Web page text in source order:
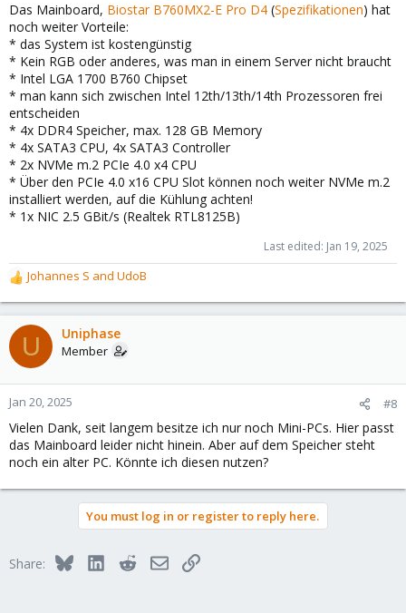
Das Mainboard, Biostar B760MX2-E Pro D4 (Spezifikationen) hat
noch weiter Vorteile:
* das System ist kostengünstig
* Kein RGB oder anderes, was man in einem Server nicht braucht
* Intel LGA 1700 B760 Chipset
* man kann sich zwischen Intel 12th/13th/14th Prozessoren frei
entscheiden
* 4x DDR4 Speicher, max. 128 GB Memory
* 4x SATA3 CPU, 4x SATA3 Controller
* 2x NVMe m.2 PCIe 4.0 x4 CPU
* Über den PCIe 4.0 x16 CPU Slot können noch weiter NVMe m.2
installiert werden, auf die Kühlung achten!
* 1x NIC 2.5 GBit/s (Realtek RTL8125B)
Last edited: Jan 19, 2025
R
e
a
c
t
o
n
s
:
Johannes S and UdoB
U Uniphase
Member
Jan 20, 2025 #8
Vielen Dank, seit langem besitze ich nur noch Mini-PCs. Hier passt
das Mainboard leider nicht hinein. Aber auf dem Speicher steht
noch ein alter PC. Könnte ich diesen nutzen?
You must log in or register to reply here.
Share: BlueskyLinkedInRedditEmailLink